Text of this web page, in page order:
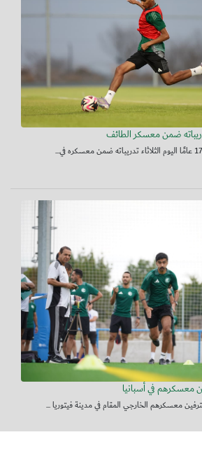
في أسبانيا
معسكرهم الخارجي المقام في مدينة فيتوريا ...